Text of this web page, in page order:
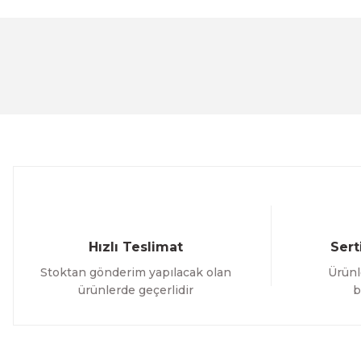
Hızlı Teslimat
Stoktan gönderim yapılacak olan
ürünlerde geçerlidir